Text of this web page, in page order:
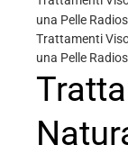
una Pelle
Trattamenti
una Pelle